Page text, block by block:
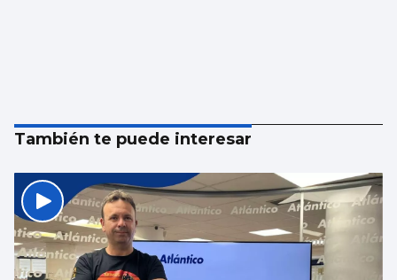
También te puede interesar